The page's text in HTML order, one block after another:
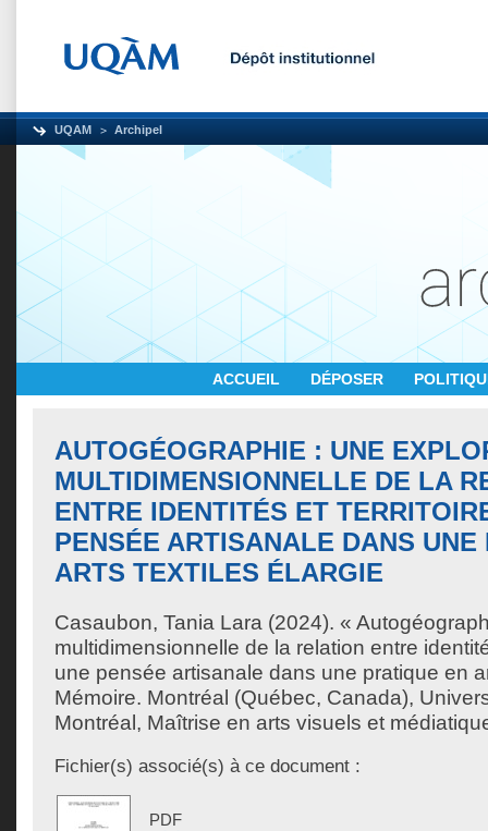
UQAM Archipel
ACCUEIL DÉPOSER
AUTOGÉOGRAPHIE : UNE
MULTIDIMENSIONNELLE DE LA
ENTRE IDENTITÉS ET
PENSÉE ARTISANALE DANS UNE
ARTS TEXTILES ÉLARGIE
Casaubon, Tania Lara (2024). «
multidimensionnelle de la relation entre
une pensée artisanale dans une pratique en
Mémoire. Montréal (Québec, Canada),
Montréal, Maîtrise en arts visuels et
Fichier(s) associé(s) à ce document :
PDF